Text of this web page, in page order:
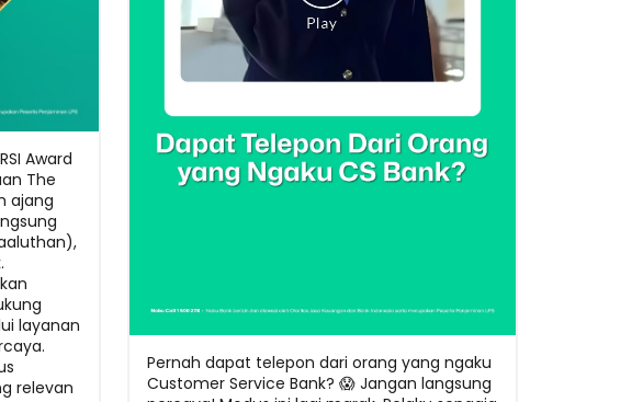
Award
The
ajang
layanan
relevan
Pernah dapat telepon dari orang yang ngaku
Customer Service Bank? 😱 Jangan langsung